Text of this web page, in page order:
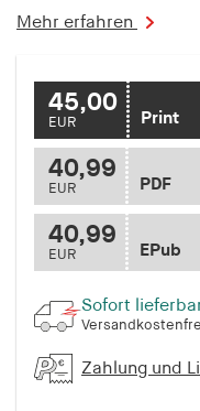
Mehr erfahren
45,00
EUR Print
40,99
EUR PDF
40,99
EUR EPub
Sofort
Zahlung und